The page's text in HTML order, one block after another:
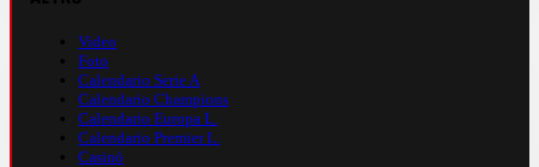
Video
Foto
Calendario Serie A
Calendario Champions
Calendario Europa L.
Calendario Premier L.
Casinò